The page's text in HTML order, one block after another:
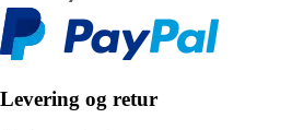
Levering og retur